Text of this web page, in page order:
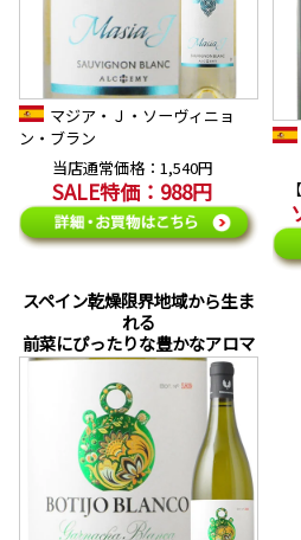
マジア・Ｊ・ソーヴィニョ
ン・ブラン
当店通常価格：1,540円
SALE特価：988円
スペイン乾燥限界地域から生ま
れる
前菜にぴったりな豊かなアロマ